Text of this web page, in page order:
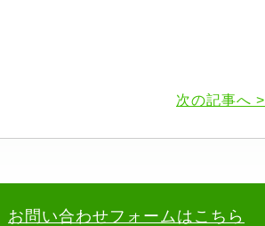
次の記事へ >
お問い合わせフォームはこちら